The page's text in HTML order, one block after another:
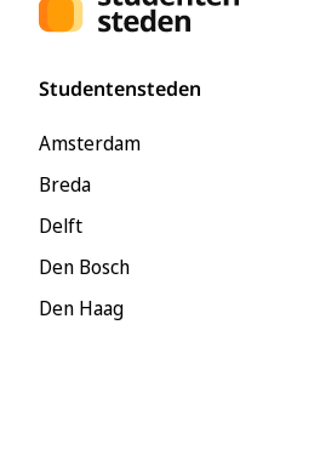
Studentensteden
Amsterdam
Breda
Delft
Den Bosch
Den Haag